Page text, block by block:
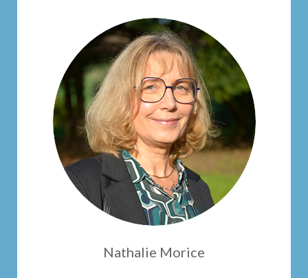
Nathalie Morice